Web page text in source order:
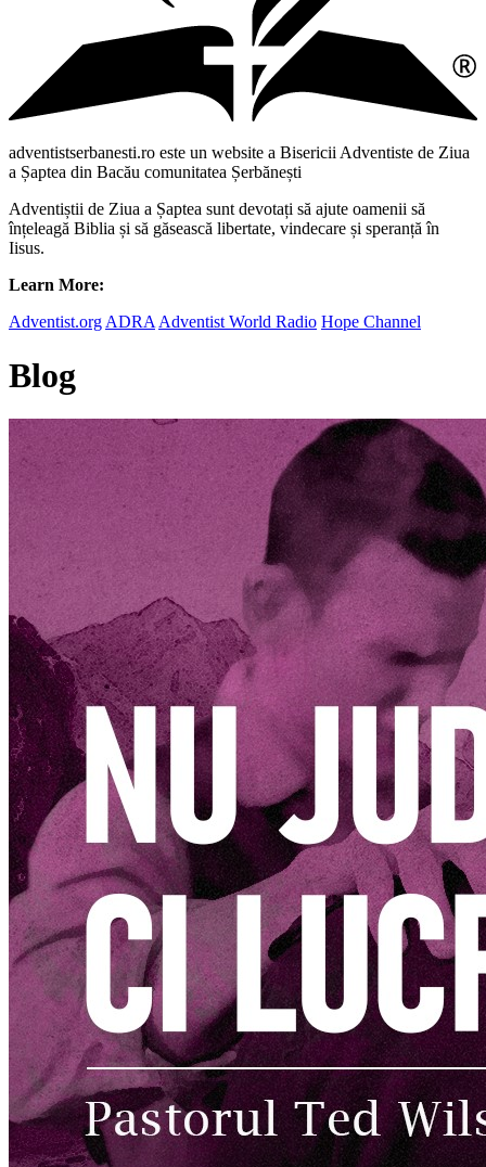
adventistserbanesti.ro este un website a Bisericii Adventiste de Ziua
a Șaptea din Bacău comunitatea Șerbănești
Adventiștii de Ziua a Șaptea sunt devotați să ajute oamenii să
înțeleagă Biblia și să găsească libertate, vindecare și speranță în
Iisus.
Learn More:
Adventist.org ADRA Adventist World Radio Hope Channel
Blog